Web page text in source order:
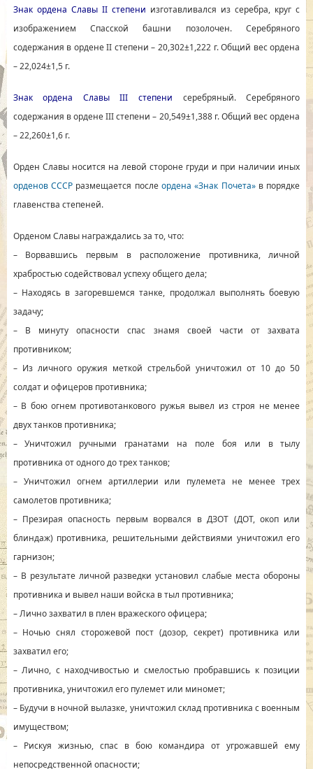
Знак ордена Славы II степени изготавливался из серебра, круг с
изображением Спасской башни позолочен. Серебряного
содержания в ордене II степени – 20,302±1,222 г. Общий вес ордена
– 22,024±1,5 г.
Знак ордена Славы III степени серебряный. Серебряного
содержания в ордене III степени – 20,549±1,388 г. Общий вес ордена
– 22,260±1,6 г.
Орден Славы носится на левой стороне груди и при наличии иных
орденов СССРразмещается после ордена «Знак Почета»в порядке
главенства степеней.
Орденом Славы награждались за то, что:
– Ворвавшись первым в расположение противника, личной
храбростью содействовал успеху общего дела;
– Находясь в загоревшемся танке, продолжал выполнять боевую
задачу;
– В минуту опасности спас знамя своей части от захвата
противником;
– Из личного оружия меткой стрельбой уничтожил от 10 до 50
солдат и офицеров противника;
– В бою огнем противотанкового ружья вывел из строя не менее
двух танков противника;
– Уничтожил ручными гранатами на поле боя или в тылу
противника от одного до трех танков;
– Уничтожил огнем артиллерии или пулемета не менее трех
самолетов противника;
– Презирая опасность первым ворвался в ДЗОТ (ДОТ, окоп или
блиндаж) противника, решительными действиями уничтожил его
гарнизон;
– В результате личной разведки установил слабые места обороны
противника и вывел наши войска в тыл противника;
– Лично захватил в плен вражеского офицера;
– Ночью снял сторожевой пост (дозор, секрет) противника или
захватил его;
– Лично, с находчивостью и смелостью пробравшись к позиции
противника, уничтожил его пулемет или миномет;
– Будучи в ночной вылазке, уничтожил склад противника с военным
имуществом;
– Рискуя жизнью, спас в бою командира от угрожавшей ему
непосредственной опасности;